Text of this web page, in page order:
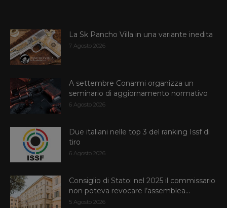
La Sk Pancho Villa in una variante inedita
7 Agosto 2026
A settembre Conarmi organizza un
seminario di aggiornamento normativo
6 Agosto 2026
Due italiani nelle top 3 del ranking Issf di
tiro
6 Agosto 2026
Consiglio di Stato: nel 2025 il commissario
non poteva revocare l’assemblea...
5 Agosto 2026